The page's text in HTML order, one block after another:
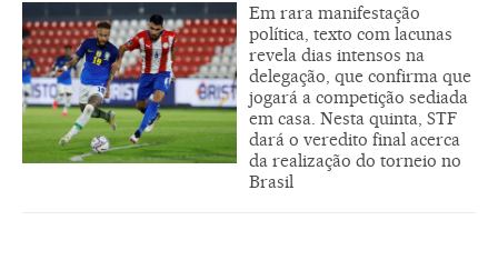
Em rara manifestação
política, texto com lacunas
revela dias intensos na
delegação, que confirma que
jogará a competição sediada
em casa. Nesta quinta, STF
dará o veredito final acerca
da realização do torneio no
Brasil